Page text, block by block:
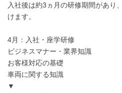
入社後は約3ヵ月の研修期間があり
けます。
4月：入社・座学研修
ビジネスマナー・業界知識
お客様対応の基礎
車両に関する知識
▼